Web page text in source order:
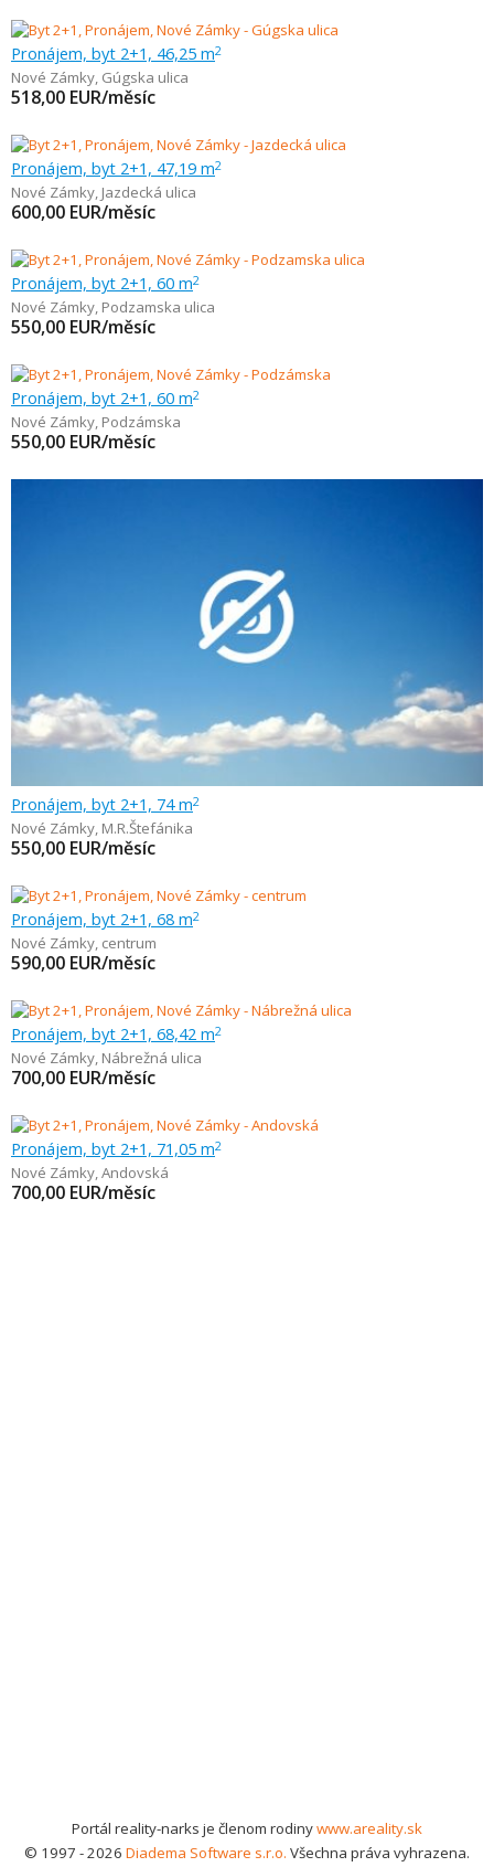
Pronájem, byt 2+1, 46,25 m2
Nové Zámky, Gúgska ulica
518,00 EUR/měsíc
Pronájem, byt 2+1, 47,19 m2
Nové Zámky, Jazdecká ulica
600,00 EUR/měsíc
Pronájem, byt 2+1, 60 m2
Nové Zámky, Podzamska ulica
550,00 EUR/měsíc
Pronájem, byt 2+1, 60 m2
Nové Zámky, Podzámska
550,00 EUR/měsíc
Pronájem, byt 2+1, 74 m2
Nové Zámky, M.R.Štefánika
550,00 EUR/měsíc
Pronájem, byt 2+1, 68 m2
Nové Zámky, centrum
590,00 EUR/měsíc
Pronájem, byt 2+1, 68,42 m2
Nové Zámky, Nábrežná ulica
700,00 EUR/měsíc
Pronájem, byt 2+1, 71,05 m2
Nové Zámky,Andovská
700,00 EUR/měsíc
Portál reality-narks je členom rodinywww.areality.sk
© 1997 - 2026 Diadema Software s.r.o. Všechna práva vyhrazena.